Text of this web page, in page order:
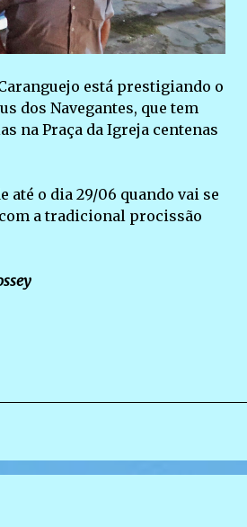
está prestigiando o
dos Navegantes, que tem
na Praça da Igreja centenas
até o dia 29/06 quando vai se
a tradicional procissão